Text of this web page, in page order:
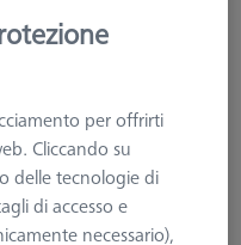
per offrirti
Cliccando su
delle tecnologie di
di accesso e
necessario),